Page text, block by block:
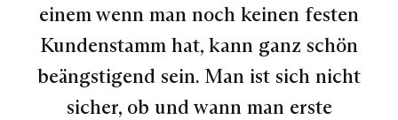
einem wenn man noch keinen festen
Kundenstamm hat, kann ganz schön
beängstigend sein. Man ist sich nicht
sicher, ob und wann man erste